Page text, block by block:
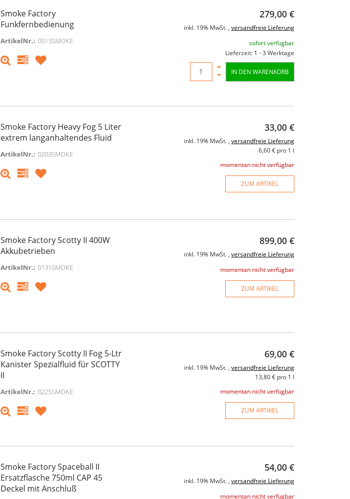
Smoke Factory
Funkfernbedienung
ArtikelNr.: 0513SMOKE
279,00 €
inkl. 19% MwSt. , versandfreie Lieferung
sofort verfügbar
Lieferzeit: 1 - 3 Werktage
IN DEN WARENKORB
Smoke Factory Heavy Fog 5 Liter
extrem langanhaltendes Fluid
ArtikelNr.: 0203SMOKE
33,00 €
inkl. 19% MwSt. , versandfreie Lieferung
6,60 € pro 1 l
momentan nicht verfügbar
ZUM ARTIKEL
Smoke Factory Scotty II 400W
Akkubetrieben
ArtikelNr.: 0131SMOKE
899,00 €
inkl. 19% MwSt. , versandfreie Lieferung
momentan nicht verfügbar
ZUM ARTIKEL
Smoke Factory Scotty II Fog 5-Ltr
Kanister Spezialfluid für SCOTTY
II
ArtikelNr.: 0225SMOKE
69,00 €
inkl. 19% MwSt. , versandfreie Lieferung
13,80 € pro 1 l
momentan nicht verfügbar
ZUM ARTIKEL
Smoke Factory Spaceball II
Ersatzflasche 750ml CAP 45
Deckel mit Anschluß
54,00 €
inkl. 19% MwSt. , versandfreie Lieferung
momentan nicht verfügbar
Fullrangelautsprecher 1400
899,00 € 949,00 €
inkl. 19% MwSt. ,versandfreie Lieferung
149,00 € 199,00 €
versandfreie Lieferung
momentan nicht verfügbar